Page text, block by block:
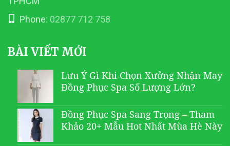
Phone: 02877 712 758
BÀI VIẾT MỚI
Lưu Ý Gì Khi Chọn Xưởng Nhận May
Đồng Phục Spa Số Lượng Lớn?
Đồng Phục Spa Sang Trọng – Tham
Khảo 20+ Mẫu Hot Nhất Mùa Hè Này